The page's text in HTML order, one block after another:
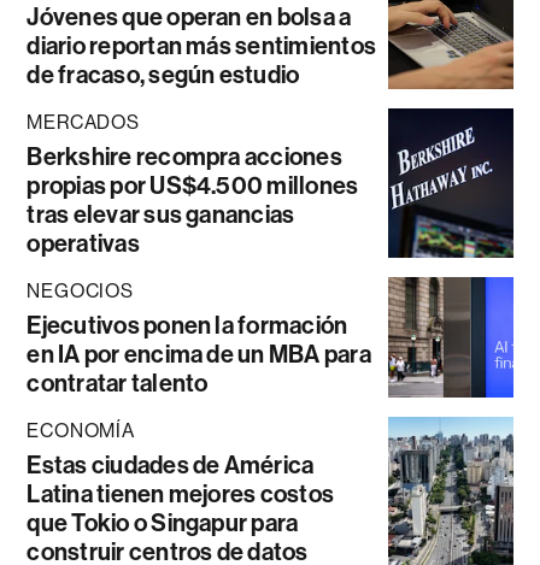
Jóvenes que operan en bolsa a
diario reportan más sentimientos
de fracaso, según estudio
MERCADOS
Berkshire recompra acciones
propias por US$4.500 millones
tras elevar sus ganancias
operativas
NEGOCIOS
Ejecutivos ponen la formación
en IA por encima de un MBA para
contratar talento
ECONOMÍA
Estas ciudades de América
Latina tienen mejores costos
que Tokio o Singapur para
construir centros de datos